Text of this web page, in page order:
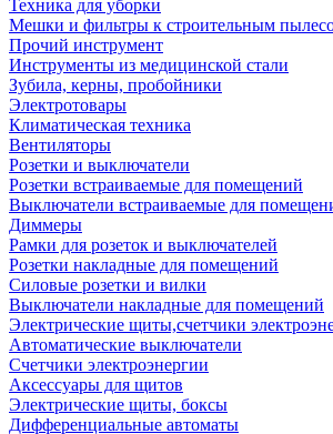
Техника для уборки
Мешки и фильтры к строительным
Прочий инструмент
Инструменты из медицинской стали
Зубила, керны, пробойники
Электротовары
Климатическая техника
Вентиляторы
Розетки и выключатели
Розетки встраиваемые для помещений
Выключатели встраиваемые для
Диммеры
Рамки для розеток и выключателей
Розетки накладные для помещений
Силовые розетки и вилки
Выключатели накладные для помещений
Электрические щиты,счетчики
Автоматические выключатели
Счетчики электроэнергии
Аксессуары для щитов
Электрические щиты, боксы
Дифференциальные автоматы